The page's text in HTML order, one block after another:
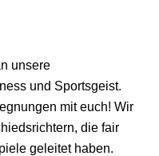
unsere
und Sportsgeist.
mit euch! Wir
die fair
geleitet haben.